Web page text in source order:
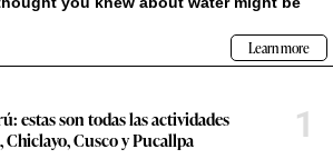
estas son todas las actividades
Cusco y Pucallpa
1